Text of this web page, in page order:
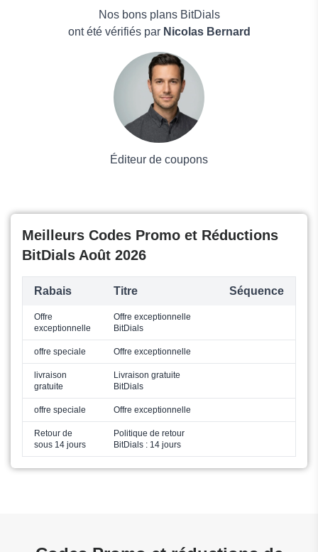
L Atelier D Amaya
Maison & Jardin
Boissons
Nos bons plans BitDials
ont été vérifiés par Nicolas Bernard
Éditeur de coupons
Meilleurs Codes Promo et Réductions
BitDials Août 2026
Rabais Titre Séquence
Offre
exceptionnelle
Offre exceptionnelle
BitDials
offre speciale Offre exceptionnelle
livraison
gratuite
Livraison gratuite
BitDials
offre speciale Offre exceptionnelle
Retour de
sous 14 jours
Politique de retour
BitDials : 14 jours